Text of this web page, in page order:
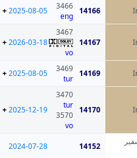
14166
3466
eng
2025-08-05
+
14167
3467
vo
2026-03-18
+
14169
3469
tur
2025-08-05
+
14170
3470
tur
3570
vo
2025-12-19
+
14152
2024-07-28